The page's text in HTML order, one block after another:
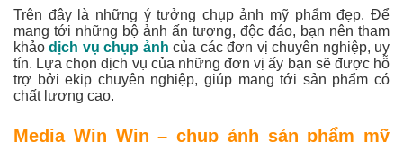
Trên đây là những ý tưởng chụp ảnh mỹ phẩm đẹp. Để
mang tới những bộ ảnh ấn tượng, độc đáo, bạn nên tham
khảodịch vụ chụp ảnh của các đơn vị chuyên nghiệp, uy
tín. Lựa chọn dịch vụ của những đơn vị ấy bạn sẽ được hỗ
trợ bởi ekip chuyên nghiệp, giúp mang tới sản phẩm có
chất lượng cao.
Media Win Win – chụp ảnh sản phẩm mỹ